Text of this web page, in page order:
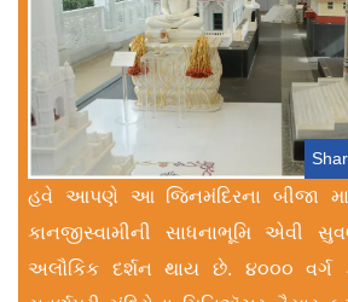
હવે આપણે આ જિનમંદિરના બીજા
કાનજીસ્વામીની સાધનાભૂમિ એવી
અલૌકિક દર્શન થાય છે. ૪૦૦૦ વર્ગ